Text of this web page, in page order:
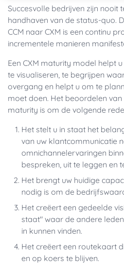
Succesvolle bedrijven zijn nooit
handhaven van de status-quo.
CCM naar CXM is een continu
incrementele manieren
Een CXM maturity model helpt
te visualiseren, te begrijpen
overgang en helpt u om te
moet doen. Het beoordelen van
maturity is om de volgende
Het stelt u in staat het
van uw klantcommunicatie
omnichannelervaringen
bespreken, uit te leggen en
Het brengt uw huidige
nodig is om de
Het creëert een gedeelde
staat" waar de andere
in kunnen vinden.
Het creëert een routekaart
en op koers te blijven.